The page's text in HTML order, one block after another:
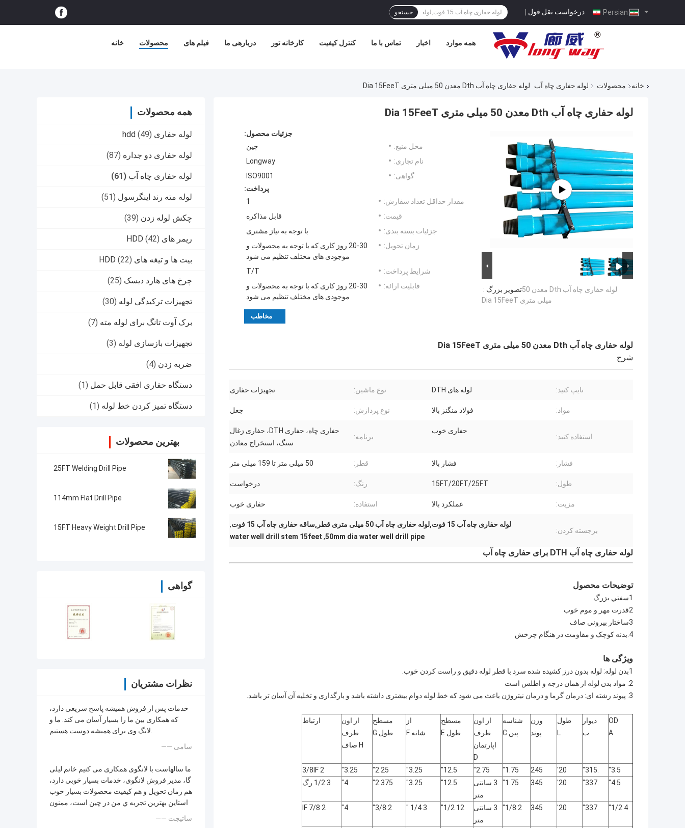
درخواست نقل قول | جستجو
خانه محصولات فیلم های دربارهی ما کارخانه تور کنترل کیفیت تماس با ما اخبار همه موارد
خانه محصولات لوله حفاری چاه آب لوله حفاری چاه آب Dth معدن 50 میلی متری Dia 15FeeT
همه محصولات
لوله حفاری hdd (49)
لوله حفاری دو جداره (87)
لوله حفاری چاه آب (61)
لوله مته رند اینگرسول (51)
چکش لوله زدن (39)
ریمر های HDD (42)
بیت ها و تیغه های HDD (22)
چرخ های هارد دیسک (25)
تجهیزات ترکیدگی لوله (30)
برک آوت تانگ برای لوله مته (7)
تجهیزات بازسازی لوله (3)
ضربه زدن (4)
دستگاه حفاری افقی قابل حمل (1)
دستگاه تمیز کردن خط لوله (1)
بهترین محصولات
25FT Welding Drill Pipe
114mm Flat Drill Pipe
15FT Heavy Weight Drill Pipe
گواهی
نظرات مشتریان
خدمات پس از فروش همیشه پاسخ سریعی دارد،
که همکاری بین ما را بسیار آسان می کند. ما و
لانگ وی برای همیشه دوست هستیم.
—— سامی
ما سالهاست با لانگوی همکاری می کنیم خانم لیلی
گا، مدیر فروش لانگوی، خدمات بسیار خوبی دارد،
هم زمان تحویل و هم کیفیت محصولات بسیار خوب
استاين بهترين تجربه ي من در چين است، ممنون
—— ساتیجت
لوله حفاری چاه آب Dth معدن 50 میلی متری Dia 15FeeT
تصویر بزرگ :لوله حفاری چاه آب Dth معدن 50
میلی متری Dia 15FeeT
جزئیات محصول:
محل منبع:
چین
نام تجاری:
Longway
گواهی:
ISO9001
پرداخت:
مقدار حداقل تعداد سفارش:
1
قیمت:
قابل مذاکره
جزئیات بسته بندی:
با توجه به نیاز مشتری
زمان تحویل:
20-30 روز کاری که با توجه به محصولات و
موجودی های مختلف تنظیم می شود
شرایط پرداخت:
T/T
قابلیت ارائه:
20-30 روز کاری که با توجه به محصولات و
موجودی های مختلف تنظیم می شود
مخاطب
لوله حفاری چاه آب Dth معدن 50 میلی متری Dia 15FeeT
شرح
تایپ کنید: لوله های DTH نوع ماشین: تجهیزات حفاری
مواد: فولاد منگنز بالا نوع پردازش: جعل
استفاده کنید:
حفاری خوب
برنامه:
حفاری چاه، حفاری DTH، حفاری زغال
سنگ، استخراج معادن
فشار: فشار بالا قطر: 50 میلی متر تا 159 میلی متر
طول: 15FT/20FT/25FT رنگ: درخواست
مزیت: عملکرد بالا استفاده: حفاری خوب
برجسته کردن:
لوله حفاری چاه آب 15 فوت,لوله حفاری چاه آب 50 میلی متری قطر,ساقه حفاری چاه آب 15 فوت
,
50mm dia water well drill pipe
,
water well drill stem 15feet
لوله حفاری چاه آب DTH برای حفاری چاه آب
توضیحات محصول
1سفتي بزرگ
2قدرت مهر و موم خوب
3ساختار بیرونی صاف
4.بدنه کوچک و مقاومت در هنگام چرخش
ویژگی ها
1بدن لوله: لوله بدون درز کشیده شده سرد با قطر لوله دقیق و راست کردن خوب.
2. مواد بدن لوله از همان درجه و اطلس است
3. پیوند رشته ای: درمان گرما و درمان نیتروژن باعث می شود که خط لوله دوام بیشتری داشته باشد و بارگذاری و تخلیه آن آسان تر باشد.
OD
A
دیوار
ب
طول
L
وزن
پوند
شناسه
پین C
از اون
طرف
اپارتمان
D
مسطح
طول E
از
شانه F
مسطح
طول G
از اون
طرف
H صاف
ارتباط
3.5"
.315"
20'
245
1.75"
2.75"
12.5"
3.25"
2.25"
3.25"
2 3/8IF
4.5"
.337"
20'
345
1.75"
3 سانتی
متر
12.5"
3.25"
2.375"
4" 3 1/2 رگ
4 1/2"
.337"
20'
345
2 1/8"
3 سانتی
متر
12 1/2"
3 1/4 "
2 3/8"
4"
2 7/8 IF